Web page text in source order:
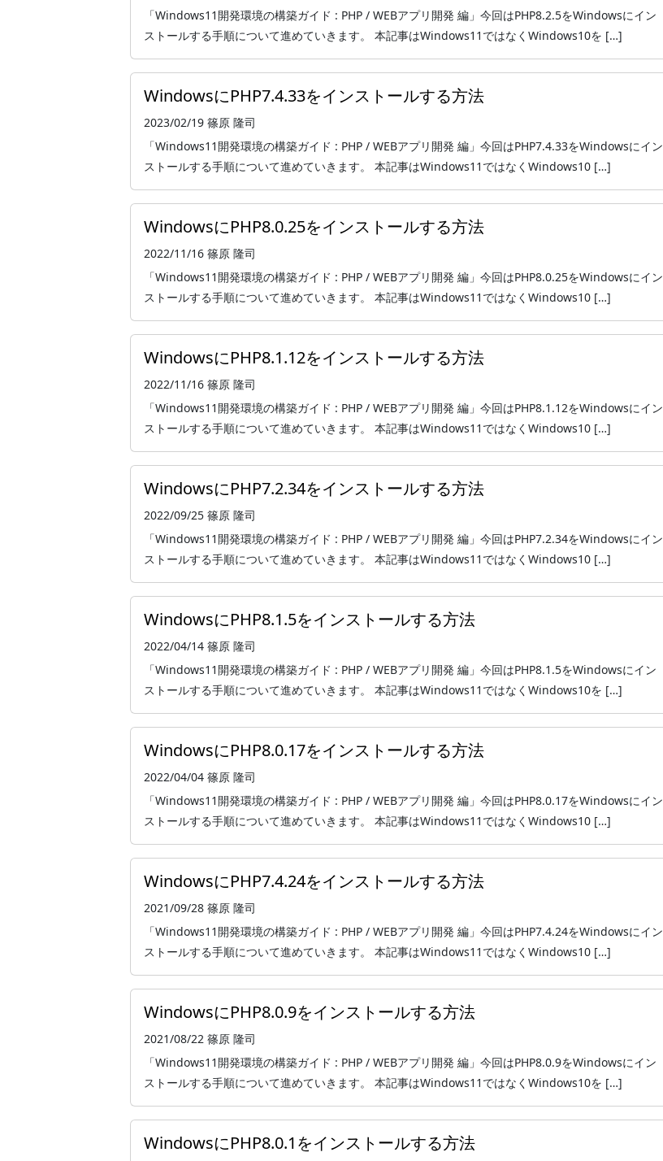
「Windows11開発環境の構築ガイド : PHP / WEBアプリ開発 編」今回はPHP8.2.5をWindowsにイン
ストールする手順について進めていきます。 本記事はWindows11ではなくWindows10を […]
WindowsにPHP7.4.33をインストールする方法
2023/02/19 篠原 隆司
「Windows11開発環境の構築ガイド : PHP / WEBアプリ開発 編」今回はPHP7.4.33をWindowsにイン
ストールする手順について進めていきます。 本記事はWindows11ではなくWindows10 […]
WindowsにPHP8.0.25をインストールする方法
2022/11/16 篠原 隆司
「Windows11開発環境の構築ガイド : PHP / WEBアプリ開発 編」今回はPHP8.0.25をWindowsにイン
ストールする手順について進めていきます。 本記事はWindows11ではなくWindows10 […]
WindowsにPHP8.1.12をインストールする方法
2022/11/16 篠原 隆司
「Windows11開発環境の構築ガイド : PHP / WEBアプリ開発 編」今回はPHP8.1.12をWindowsにイン
ストールする手順について進めていきます。 本記事はWindows11ではなくWindows10 […]
WindowsにPHP7.2.34をインストールする方法
2022/09/25 篠原 隆司
「Windows11開発環境の構築ガイド : PHP / WEBアプリ開発 編」今回はPHP7.2.34をWindowsにイン
ストールする手順について進めていきます。 本記事はWindows11ではなくWindows10 […]
WindowsにPHP8.1.5をインストールする方法
2022/04/14 篠原 隆司
「Windows11開発環境の構築ガイド : PHP / WEBアプリ開発 編」今回はPHP8.1.5をWindowsにイン
ストールする手順について進めていきます。 本記事はWindows11ではなくWindows10を […]
WindowsにPHP8.0.17をインストールする方法
2022/04/04 篠原 隆司
「Windows11開発環境の構築ガイド : PHP / WEBアプリ開発 編」今回はPHP8.0.17をWindowsにイン
ストールする手順について進めていきます。 本記事はWindows11ではなくWindows10 […]
WindowsにPHP7.4.24をインストールする方法
2021/09/28 篠原 隆司
「Windows11開発環境の構築ガイド : PHP / WEBアプリ開発 編」今回はPHP7.4.24をWindowsにイン
ストールする手順について進めていきます。 本記事はWindows11ではなくWindows10 […]
WindowsにPHP8.0.9をインストールする方法
2021/08/22 篠原 隆司
「Windows11開発環境の構築ガイド : PHP / WEBアプリ開発 編」今回はPHP8.0.9をWindowsにイン
ストールする手順について進めていきます。 本記事はWindows11ではなくWindows10を […]
WindowsにPHP8.0.1をインストールする方法